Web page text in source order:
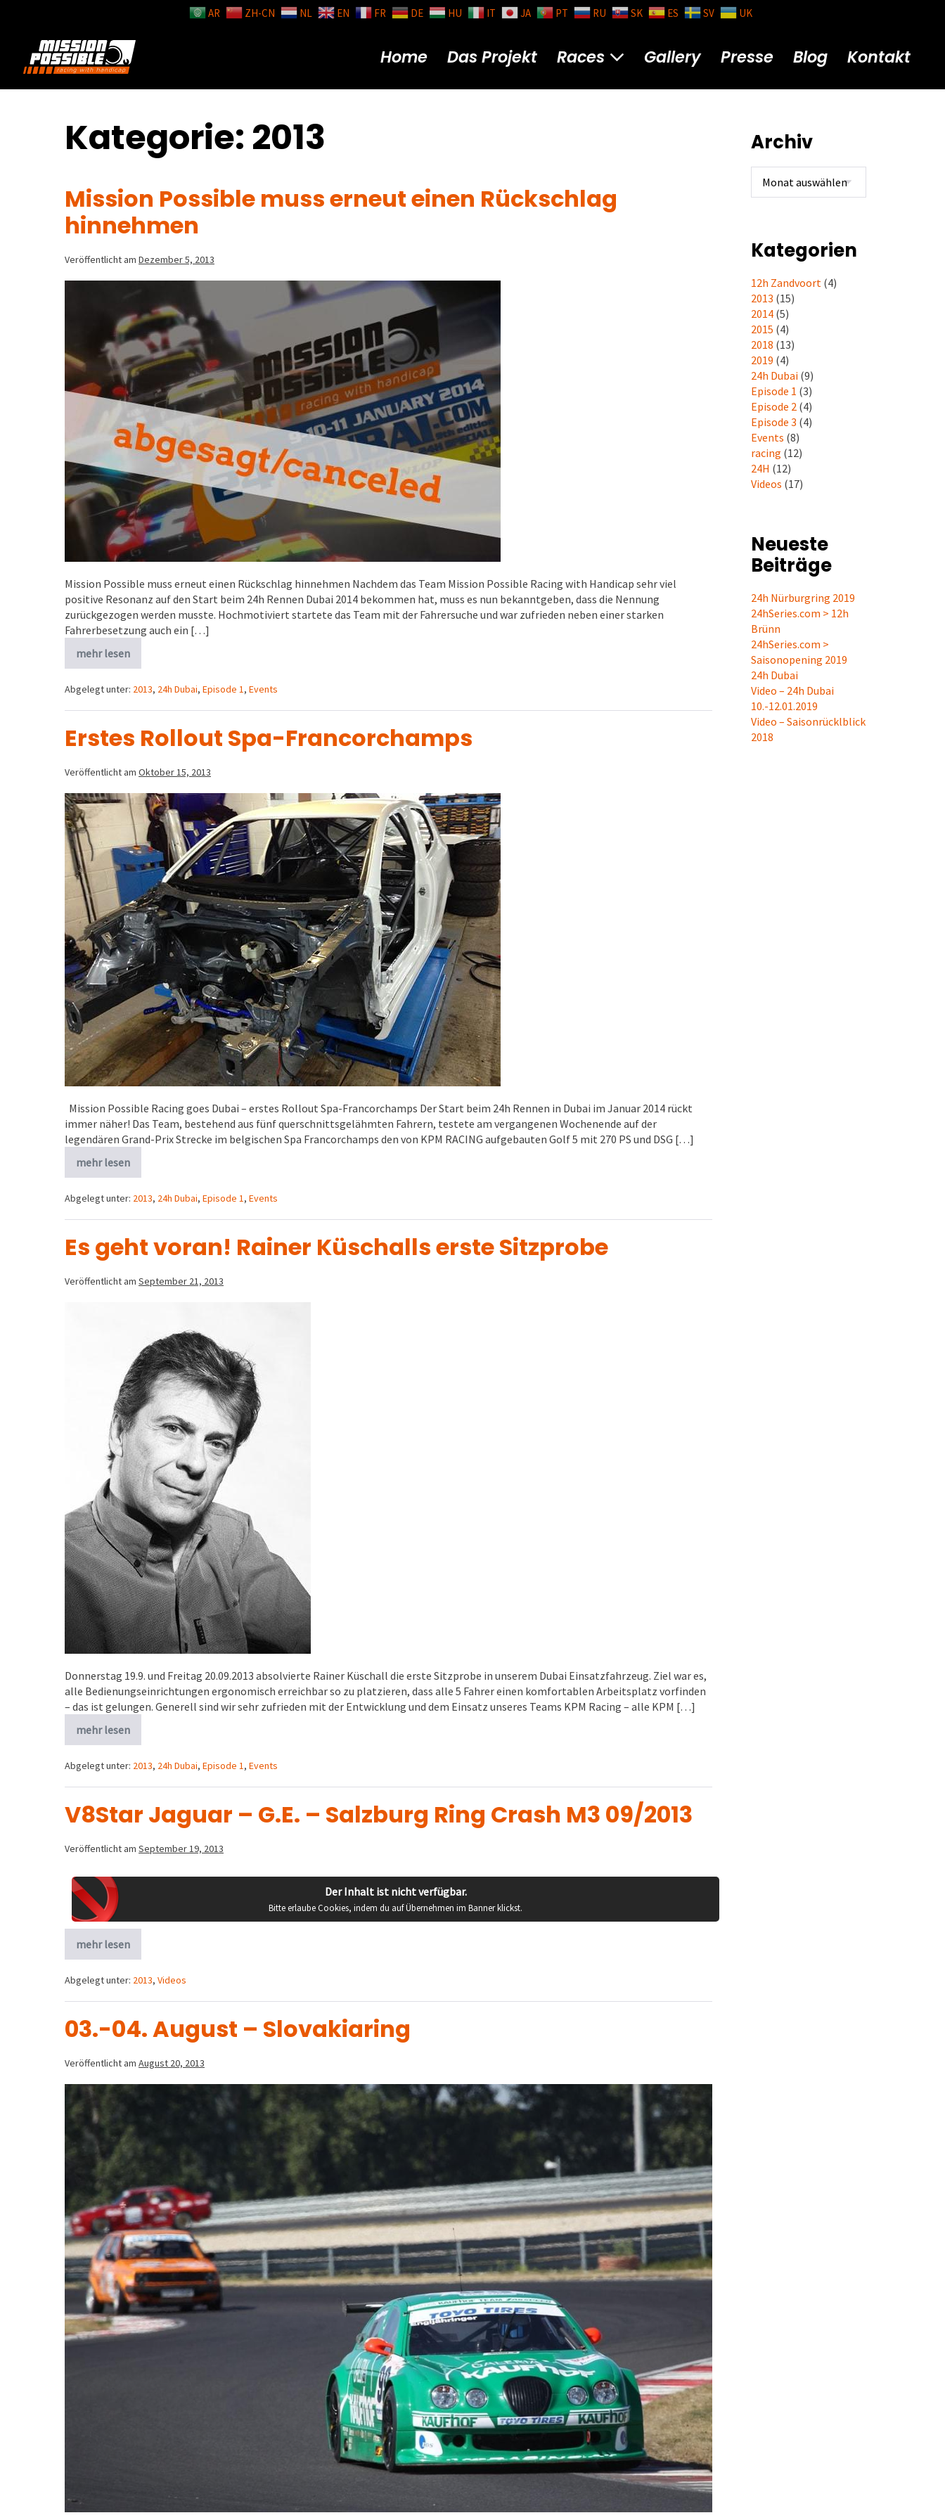
AR ZH-CN NL EN FR DE HU IT JA PT RU SK ES SV UK
Home Das Projekt Races Gallery Presse Blog Kontakt
Kategorie: 2013
Mission Possible muss erneut einen Rückschlag
hinnehmen
Veröffentlicht am Dezember 5, 2013
Mission Possible muss erneut einen Rückschlag hinnehmen Nachdem das Team Mission Possible Racing with Handicap sehr viel
positive Resonanz auf den Start beim 24h Rennen Dubai 2014 bekommen hat, muss es nun bekanntgeben, dass die Nennung
zurückgezogen werden musste. Hochmotiviert startete das Team mit der Fahrersuche und war zufrieden neben einer starken
Fahrerbesetzung auch ein […]
mehr lesen
Abgelegt unter: 2013, 24h Dubai, Episode 1, Events
Erstes Rollout Spa-Francorchamps
Veröffentlicht am Oktober 15, 2013
Mission Possible Racing goes Dubai – erstes Rollout Spa-Francorchamps Der Start beim 24h Rennen in Dubai im Januar 2014 rückt
immer näher! Das Team, bestehend aus fünf querschnittsgelähmten Fahrern, testete am vergangenen Wochenende auf der
legendären Grand-Prix Strecke im belgischen Spa Francorchamps den von KPM RACING aufgebauten Golf 5 mit 270 PS und DSG […]
mehr lesen
Abgelegt unter: 2013, 24h Dubai, Episode 1, Events
Es geht voran! Rainer Küschalls erste Sitzprobe
Veröffentlicht am September 21, 2013
Donnerstag 19.9. und Freitag 20.09.2013 absolvierte Rainer Küschall die erste Sitzprobe in unserem Dubai Einsatzfahrzeug. Ziel war es,
alle Bedienungseinrichtungen ergonomisch erreichbar so zu platzieren, dass alle 5 Fahrer einen komfortablen Arbeitsplatz vorfinden
– das ist gelungen. Generell sind wir sehr zufrieden mit der Entwicklung und dem Einsatz unseres Teams KPM Racing – alle KPM […]
mehr lesen
Abgelegt unter: 2013, 24h Dubai, Episode 1, Events
V8Star Jaguar – G.E. – Salzburg Ring Crash M3 09/2013
Veröffentlicht am September 19, 2013
Der Inhalt ist nicht verfügbar.
Bitte erlaube Cookies, indem du auf Übernehmen im Banner klickst.
mehr lesen
Abgelegt unter: 2013, Videos
03.-04. August – Slovakiaring
Veröffentlicht am August 20, 2013
Archiv
Kategorien
12h Zandvoort (4)
2013 (15)
2014 (5)
2015 (4)
2018 (13)
2019 (4)
24h Dubai (9)
Episode 1 (3)
Episode 2 (4)
Episode 3 (4)
Events (8)
racing (12)
24H (12)
Videos (17)
Neueste
Beiträge
24h Nürburgring 2019
24hSeries.com > 12h
Brünn
24hSeries.com >
Saisonopening 2019
24h Dubai
Video – 24h Dubai
10.-12.01.2019
Video – Saisonrücklblick
2018